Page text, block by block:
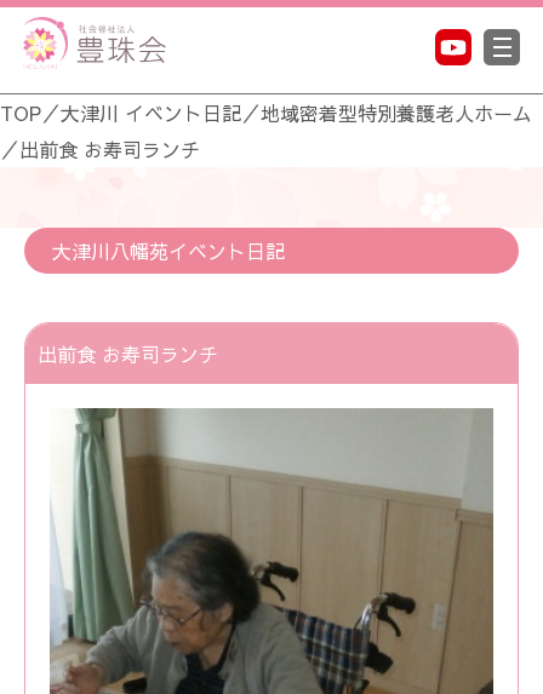
TOP／大津川 イベント日記／地域密着型特別養護老人ホーム
／出前食 お寿司ランチ
大津川八幡苑イベント日記
出前食 お寿司ランチ